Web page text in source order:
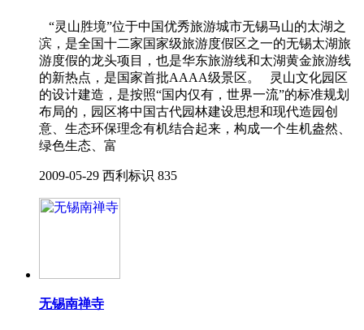
“灵山胜境”位于中国优秀旅游城市无锡马山的太湖之
滨，是全国十二家国家级旅游度假区之一的无锡太湖旅
游度假的龙头项目，也是华东旅游线和太湖黄金旅游线
的新热点，是国家首批AAAA级景区。 灵山文化园区
的设计建造，是按照“国内仅有，世界一流”的标准规划
布局的，园区将中国古代园林建设思想和现代造园创
意、生态环保理念有机结合起来，构成一个生机盎然、
绿色生态、富
2009-05-29 西利标识 835
无锡南禅寺